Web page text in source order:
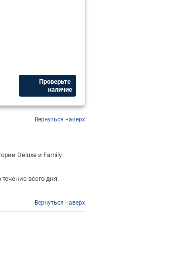
Проверьте ​
наличие
Вернуться наверх
Deluxe и Family
всего дня.
Вернуться наверх